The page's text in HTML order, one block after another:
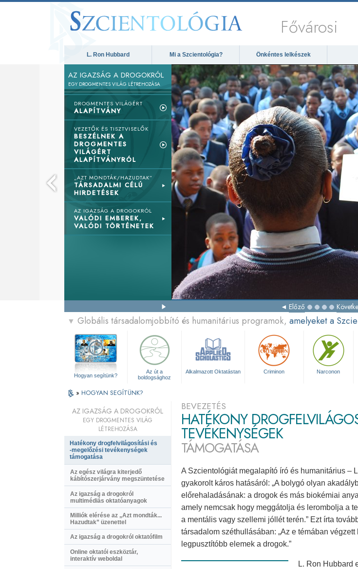
Fővárosi
L. Ron Hubbard Mi a Szcientológia? Önkéntes lelkészek
AZ IGAZSÁG A DROGOKRÓL
EGY DROGMENTES VILÁG LÉTREHOZÁSA
DROGMENTES VILÁGÉRT
ALAPÍTVÁNY
VEZETŐK ÉS TISZTVISELŐK
BESZÉLNEK A
DROGMENTES
VILÁGÉRT
ALAPÍTVÁNYRÓL
„AZT MONDTÁK/HAZUDTAK”
TÁRSADALMI CÉLÚ
HIRDETÉSEK
AZ IGAZSÁG A DROGOKRÓL
VALÓDI EMBEREK,
VALÓDI TÖRTÉNETEK
Előző
▼ Globális társadalomjobbító és humanitárius programok, amelyeket a
Hogyan segítünk?
Az út a
boldogsághoz
Alkalmazott Oktatástan Criminon Narconon
» HOGYAN SEGÍTÜNK?
BEVEZETÉS
HATÉKONY
TEVÉKENYSÉGEK
TÁMOGATÁSA
A Szcientológiát megalapító író és humanitárius –
gyakorolt káros hatásáról: „A bolygó olyan
előrehaladásának: a drogok és más biokémiai
amely nemcsak hogy meggátolja és lerombolja a
a mentális vagy szellemi jóllét terén.” Ezt írta
társadalom széthullásában: „Az e témában
legpusztítóbb elemek a drogok.”
L. Ron Hubbard
AZ IGAZSÁG A DROGOKRÓL
EGY DROGMENTES VILÁG
LÉTREHOZÁSA
Hatékony drogfelvilágosítási és
-megelőzési tevékenységek
támogatása
Az egész világra kiterjedő
kábítószerjárvány megszüntetése
Az igazság a drogokról
multimédiás oktatóanyagok
Milliók elérése az „Azt mondták...
Hazudtak” üzenettel
Az igazság a drogokról oktatófilm
Online oktatói eszköztár,
interaktív weboldal